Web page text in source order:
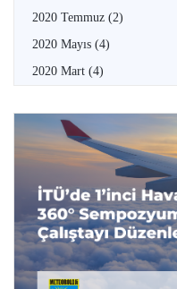
2020 Temmuz (2)
2020 Mayıs (4)
2020 Mart (4)